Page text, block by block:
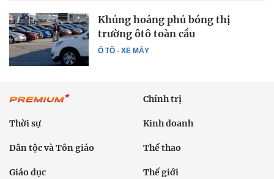
Ô TÔ - XE MÁY
Khủng hoảng phủ bóng thị
trường ôtô toàn cầu
Chính trị
Thời sự Kinh doanh
Dân tộc và Tôn giáo Thể thao
Giáo dục Thế giới